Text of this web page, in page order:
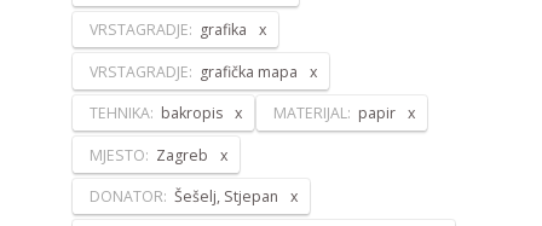
VRSTAGRADJE: grafika
VRSTAGRADJE: grafička mapa
TEHNIKA: bakropis MATERIJAL: papir
MJESTO: Zagreb
DONATOR: Šešelj, Stjepan